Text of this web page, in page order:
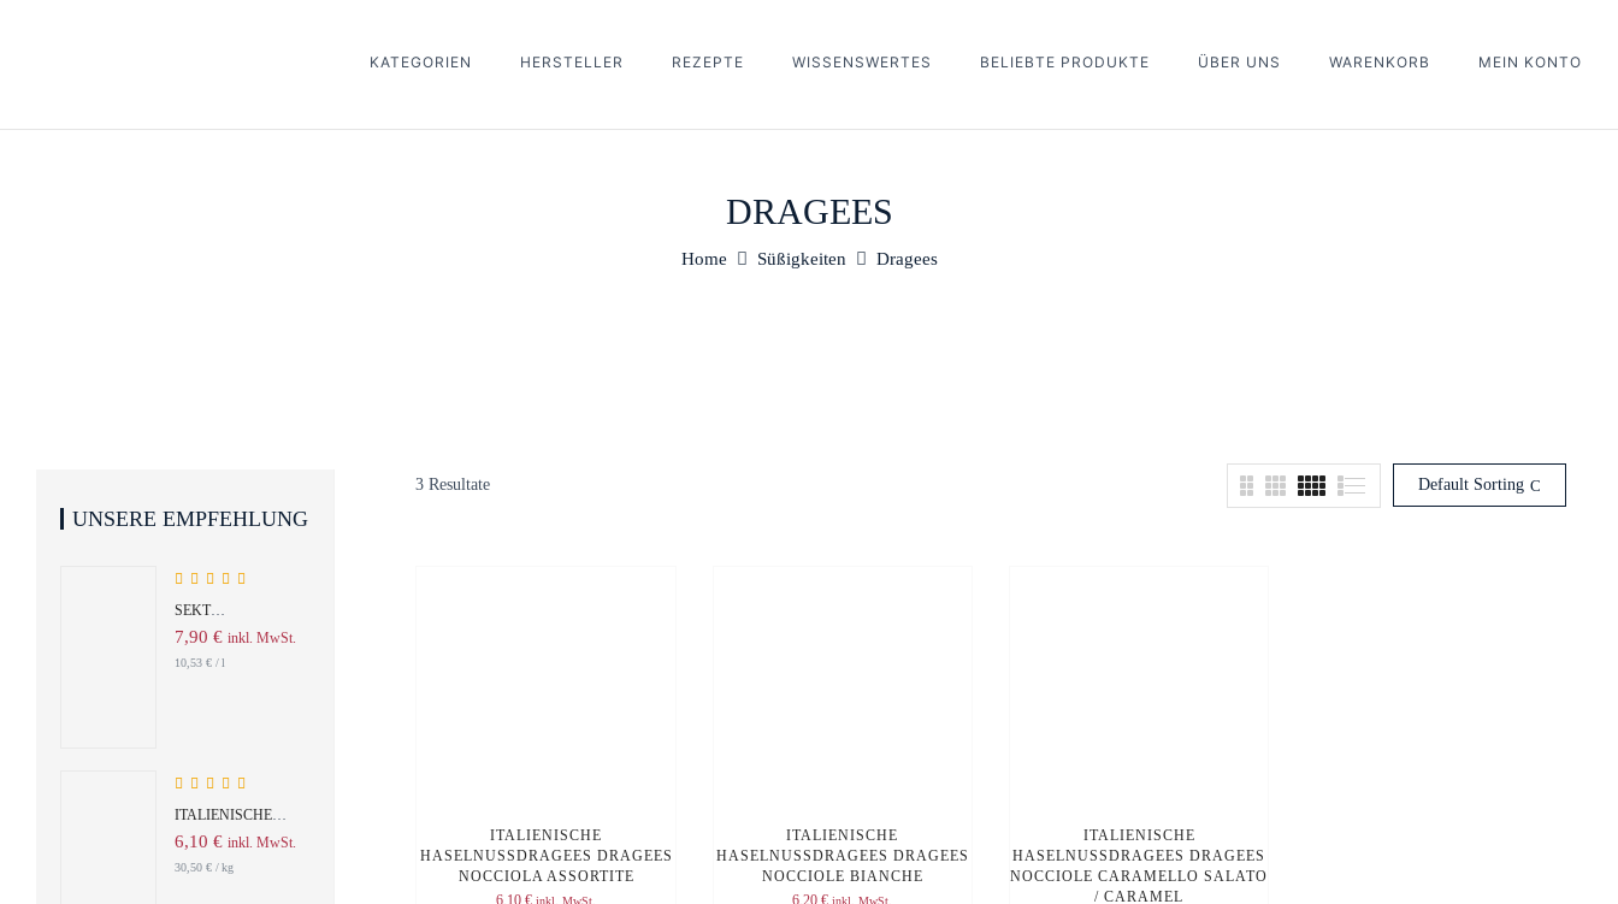
KATEGORIEN HERSTELLER REZEPTE WISSENSWERTES BELIEBTE PRODUKTE ÜBER UNS WARENKORB MEIN KONTO
DRAGEES
Home Süßigkeiten Dragees
UNSERE EMPFEHLUNG
Rated
of 5
SEKT
CHAMPAGNER
L'INCONTRO VINO
7,90 € inkl. MwSt.
10,53 € /l
Rated
out
of 5
ITALIENISCHE
NOUGATPRALINEN
GIANDUIOTTI
6,10 € inkl. MwSt.
30,50 € /kg
Default Sorting
3 Resultate
ITALIENISCHE
HASELNUSSDRAGEES DRAGEES
NOCCIOLA ASSORTITE
6,10€ inkl. MwSt.
ITALIENISCHE
HASELNUSSDRAGEES DRAGEES
NOCCIOLE BIANCHE
6,20€ inkl. MwSt.
ITALIENISCHE
HASELNUSSDRAGEES DRAGEES
NOCCIOLE CARAMELLO SALATO
/ CARAMEL